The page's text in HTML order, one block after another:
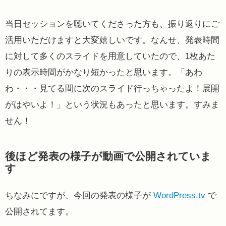
当日セッションを聴いてくださった方も、振り返りにご
活用いただけますと大変嬉しいです。なんせ、発表時間
に対して多くのスライドを用意していたので、1枚あた
りの表示時間がかなり短かったと思います。「あわ
わ・・・見てる間に次のスライド行っちゃったよ！展開
がはやいよ！」という状況もあったと思います。すみま
せん！
後ほど発表の様子が動画で公開されていま
す
ちなみにですが、今回の発表の様子が WordPress.tv で
公開されてます。